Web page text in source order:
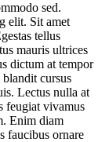
sed.
elit. Sit amet
tellus
mauris ultrices
dictum at tempor
cursus
Lectus nulla at
feugiat vivamus
Enim diam
faucibus ornare